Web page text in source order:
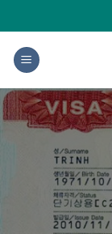
to
content